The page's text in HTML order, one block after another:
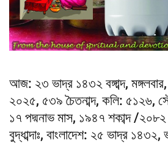
আজ: ২৩ ভাদ্র ১৪৩২ বঙ্গাব্দ,
২০২৫, ৫৩৯ চৈতনাব্দ, কলি: ৫১২৬,
১৭ পদ্মনাভ মাস, ১৯৪৭ শকাব্দ /
বুদ্ধাব্দাঃ, বাংলাদেশ: ২৫ ভাদ্র